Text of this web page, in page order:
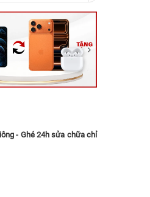
Thủ Đức cũ)
Thủ Đức Cũ)
Vũng Tàu cũ)
- Ghé 24h sửa chữa chỉ